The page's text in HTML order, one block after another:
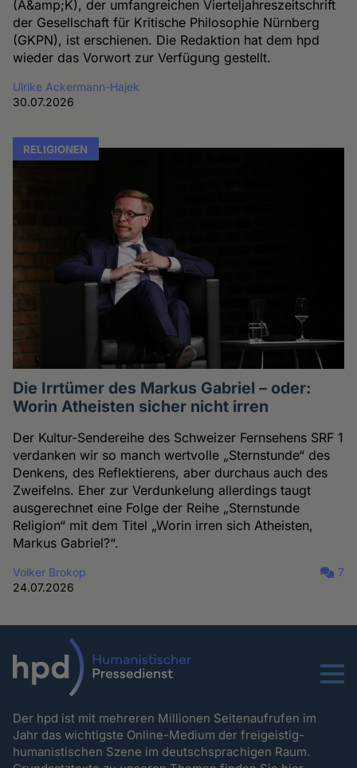
(A&amp;K), der umfangreichen Vierteljahreszeitschrift
der Gesellschaft für Kritische Philosophie Nürnberg
(GKPN), ist erschienen. Die Redaktion hat dem hpd
wieder das Vorwort zur Verfügung gestellt.
Ulrike Ackermann-Hajek
30.07.2026
RELIGIONEN
Die Irrtümer des Markus Gabriel – oder:
Worin Atheisten sicher nicht irren
Der Kultur-Sendereihe des Schweizer Fernsehens SRF 1
verdanken wir so manch wertvolle „Sternstunde“ des
Denkens, des Reflektierens, aber durchaus auch des
Zweifelns. Eher zur Verdunkelung allerdings taugt
ausgerechnet eine Folge der Reihe „Sternstunde
Religion“ mit dem Titel „Worin irren sich Atheisten,
Markus Gabriel?“.
Volker Brokop
24.07.2026
7
Menu
Der hpd ist mit mehreren Millionen Seitenaufrufen im
Jahr das wichtigste Online-Medium der freigeistig-
humanistischen Szene im deutschsprachigen Raum.